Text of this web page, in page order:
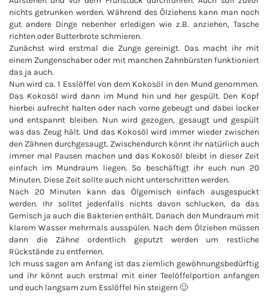
nichts getrunken werden. Während des Ölziehens kann man noch
gut andere Dinge nebenher erledigen wie z.B. anziehen, Tasche
richten oder Butterbrote schmieren.
Zunächst wird erstmal die Zunge gereinigt. Das macht ihr mit
einem Zungenschaber oder mit manchen Zahnbürsten funktioniert
das ja auch.
Nun wird ca. 1 Esslöffel von dem Kokosöl in den Mund genommen.
Das Kokosöl wird dann im Mund hin und her gespült. Den Kopf
hierbei aufrecht halten oder nach vorne gebeugt und dabei locker
und entspannt bleiben. Nun wird gezogen, gesaugt und gespült
was das Zeug hält. Und das Kokosöl wird immer wieder zwischen
den Zähnen durchgesaugt. Zwischendurch könnt ihr natürlich auch
immer mal Pausen machen und das Kokosöl bleibt in dieser Zeit
einfach im Mundraum liegen. So beschäftigt ihr euch nun 20
Minuten. Diese Zeit sollte auch nicht unterschritten werden.
Nach 20 Minuten kann das Ölgemisch einfach ausgespuckt
werden. Ihr solltet jedenfalls nichts davon schlucken, da das
Gemisch ja auch die Bakterien enthält. Danach den Mundraum mit
klarem Wasser mehrmals ausspülen. Nach dem Ölziehen müssen
dann die Zähne ordentlich geputzt werden um restliche
Rückstände zu entfernen.
Ich muss sagen am Anfang ist das ziemlich gewöhnungsbedürftig
und ihr könnt auch erstmal mit einer Teelöffelportion anfangen
und euch langsam zum Esslöffel hin steigern 🙂